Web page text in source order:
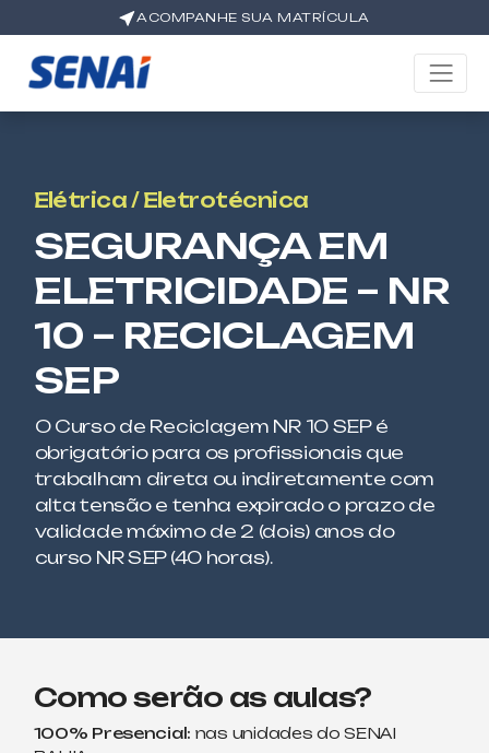
ACOMPANHE SUA MATRÍCULA
Elétrica / Eletrotécnica
SEGURANÇA EM
ELETRICIDADE – NR
10 – RECICLAGEM
SEP
O Curso de Reciclagem NR 10 SEP é
obrigatório para os profissionais que
trabalham direta ou indiretamente com
alta tensão e tenha expirado o prazo de
validade máximo de 2 (dois) anos do
curso NR SEP (40 horas).
Como serão as aulas?
100% Presencial: nas unidades do SENAI